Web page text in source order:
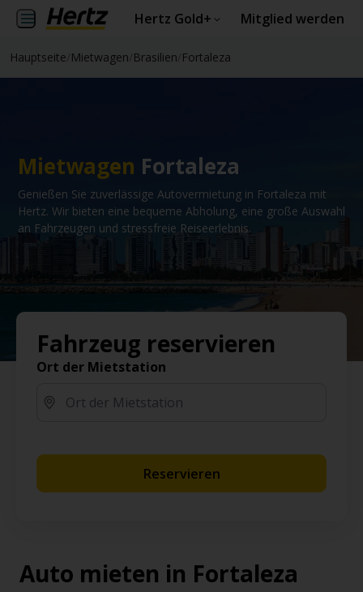
Hertz Gold+ Mitglied werden
Hauptseite Mietwagen Brasilien Fortaleza
Mietwagen Fortaleza
Genießen Sie zuverlässige Autovermietung in Fortaleza mit
Hertz. Wir bieten eine bequeme Abholung, eine große Auswahl
an Fahrzeugen und stressfreie Reiseerlebnis.
Fahrzeug reservieren
Ort der Mietstation
Reservieren
Auto mieten in Fortaleza